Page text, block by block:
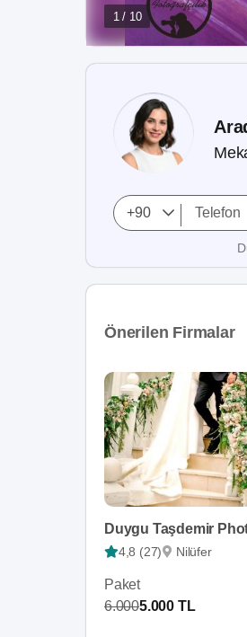
1 / 10
Önerilen Firmalar
Duygu Taşdemir
4,8 (27) Nilüfer
Paket
6.0005.000 TL